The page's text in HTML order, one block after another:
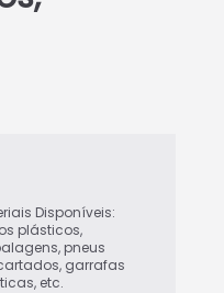
Disponíveis:
plásticos,
pneus
garrafas
etc.